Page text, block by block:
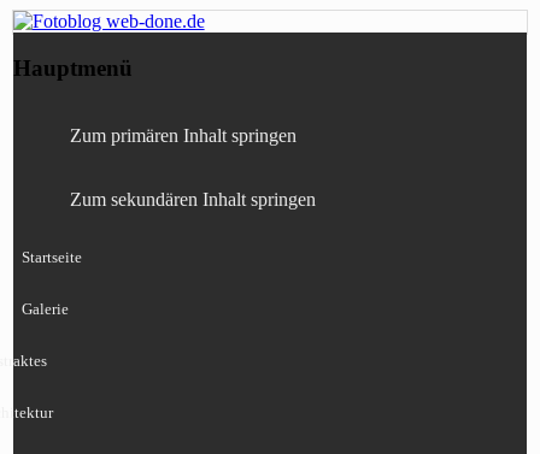
Fotoblog web-done.de
Canon, Nikon, Sony
Hauptmenü
Zum primären Inhalt springen
Zum sekundären Inhalt springen
Startseite
Galerie